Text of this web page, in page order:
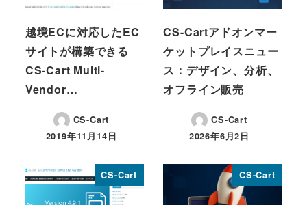
越境ECに対応したEC
サイトが構築できる
CS-Cart Multi-
Vendor…
CS-Cart
投稿日
2019年11月14日
CS-Cartアドオンマー
ケットプレイスニュー
ス：デザイン、分析、
オフライン販売
CS-Cart
投稿日
2026年6月2日
CS-Cart CS-Cart